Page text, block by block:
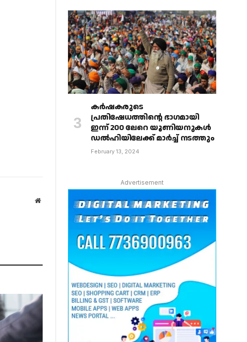
Website
കർഷകരുടെ
പ്രതിഷേധത്തിൻ്റെ ഭാഗമായി
ഇന്ന് 200 ലേറെ യൂണിയനുകൾ
ഡൽഹിയിലേക്ക് മാർച്ച് നടത്തും
February 13, 2024
Advertisement